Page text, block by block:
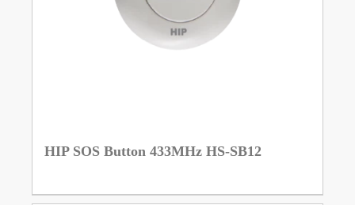
HIP SOS Button 433MHz HS-SB12